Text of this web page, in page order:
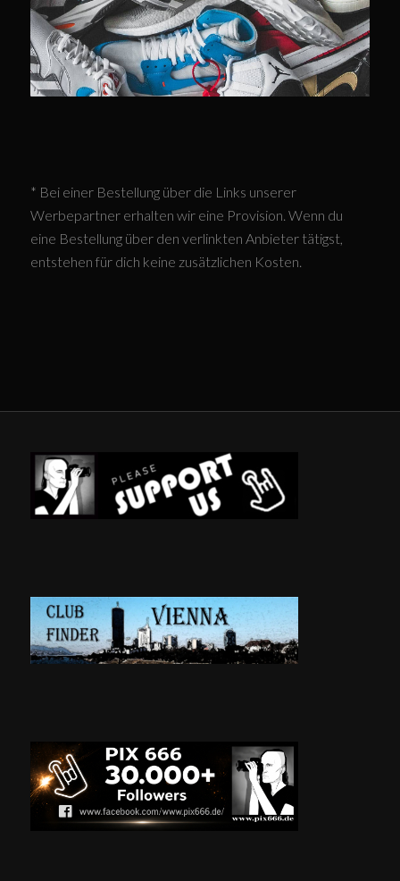
* Bei einer Bestellung über die Links unserer
Werbepartner erhalten wir eine Provision. Wenn du
eine Bestellung über den verlinkten Anbieter tätigst,
entstehen für dich keine zusätzlichen Kosten.